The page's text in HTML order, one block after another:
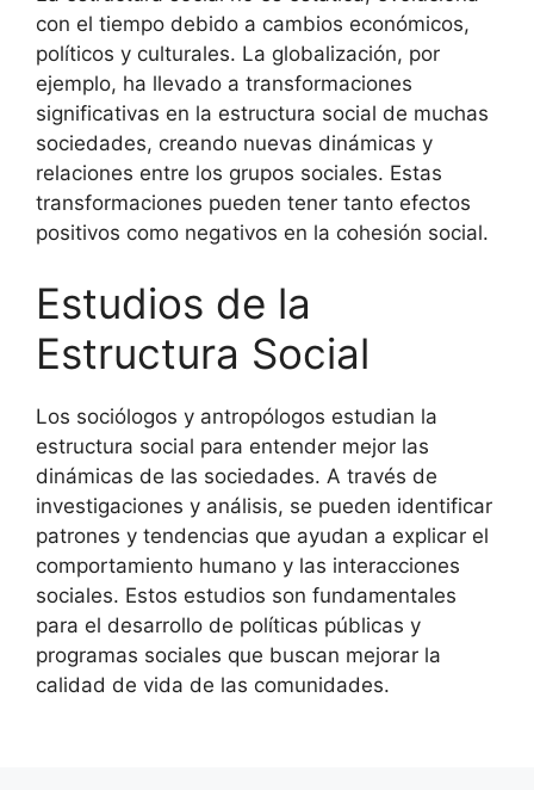
con el tiempo debido a cambios económicos,
políticos y culturales. La globalización, por
ejemplo, ha llevado a transformaciones
significativas en la estructura social de muchas
sociedades, creando nuevas dinámicas y
relaciones entre los grupos sociales. Estas
transformaciones pueden tener tanto efectos
positivos como negativos en la cohesión social.
Estudios de la
Estructura Social
Los sociólogos y antropólogos estudian la
estructura social para entender mejor las
dinámicas de las sociedades. A través de
investigaciones y análisis, se pueden identificar
patrones y tendencias que ayudan a explicar el
comportamiento humano y las interacciones
sociales. Estos estudios son fundamentales
para el desarrollo de políticas públicas y
programas sociales que buscan mejorar la
calidad de vida de las comunidades.